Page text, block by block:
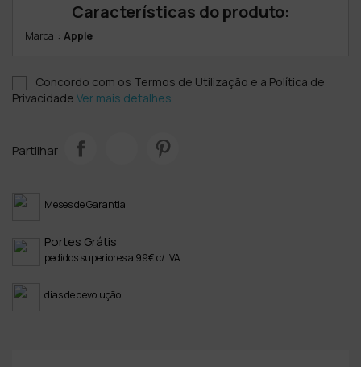
Características do produto:
Marca : Apple
Concordo com os Termos de Utilização e a Política de
Privacidade Ver mais detalhes
Partilhar
Meses de Garantia
Portes Grátis
pedidos superiores a 99€ c/ IVA
dias de devolução